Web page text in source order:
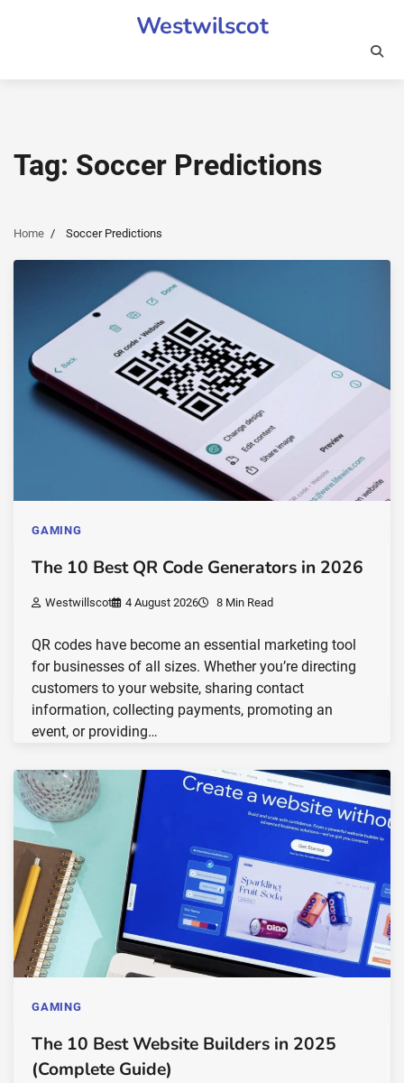
Westwilscot
Tag: Soccer Predictions
Home Soccer Predictions
GAMING
The 10 Best QR Code Generators in 2026
Westwillscot 4 August 2026 8 Min Read
QR codes have become an essential marketing tool
for businesses of all sizes. Whether you’re directing
customers to your website, sharing contact
information, collecting payments, promoting an
event, or providing…
GAMING
The 10 Best Website Builders in 2025
(Complete Guide)